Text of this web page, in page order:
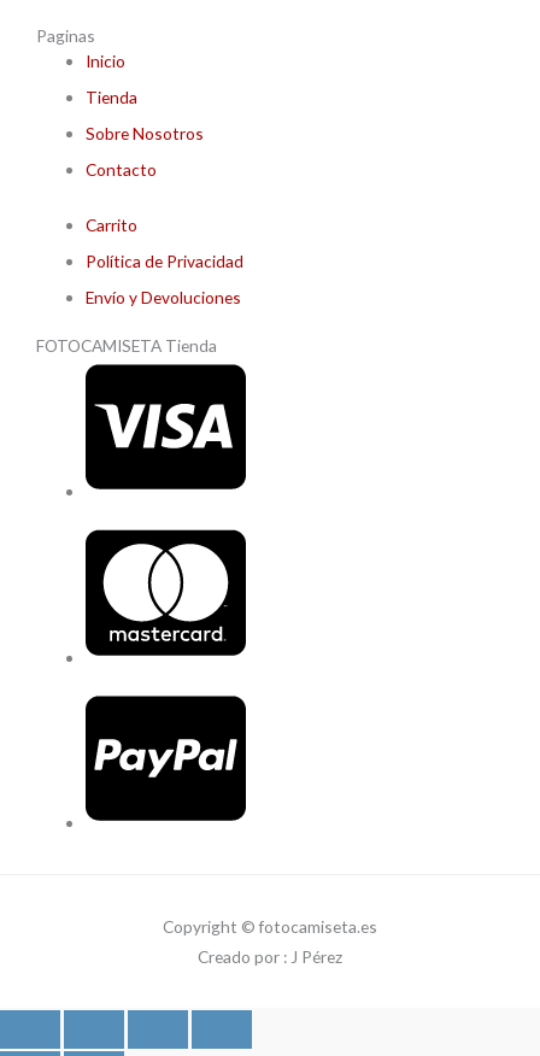
Paginas
Inicio
Tienda
Sobre Nosotros
Contacto
Carrito
Política de Privacidad
Envío y Devoluciones
FOTOCAMISETA Tienda
Copyright © fotocamiseta.es
Creado por : J Pérez